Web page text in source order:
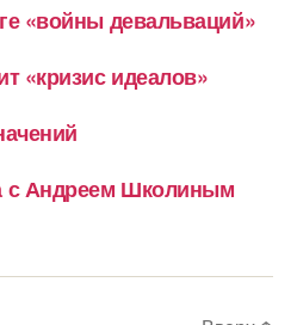
«войны девальваций»
«кризис идеалов»
с Андреем Школиным